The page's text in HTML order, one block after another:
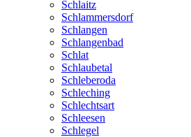
Schlaitz
Schlammersdorf
Schlangen
Schlangenbad
Schlat
Schlaubetal
Schleberoda
Schleching
Schlechtsart
Schleesen
Schlegel